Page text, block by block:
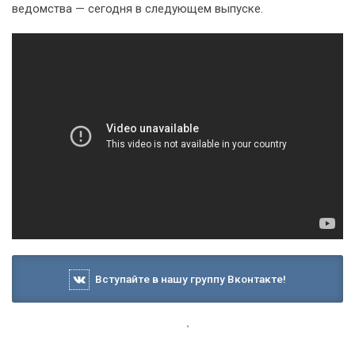
ведомства — сегодня в следующем выпуске.
Вступайте в нашу группу Вконтакте!